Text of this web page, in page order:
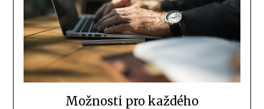
Možnosti pro každého